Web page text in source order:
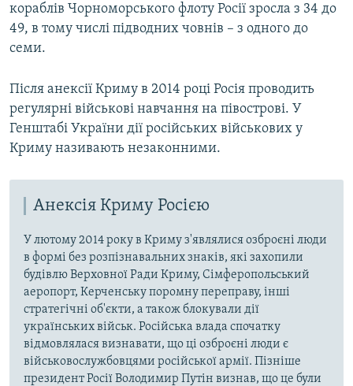
кораблів Чорноморського флоту Росії зросла з 34 до
49, в тому числі підводних човнів – з одного до
семи.
Після анексії Криму в 2014 році Росія проводить
регулярні військові навчання на півострові. У
Генштабі України дії російських військових у
Криму називають незаконними.
Анексія Криму Росією
У лютому 2014 року в Криму з'являлися озброєні люди
в формі без розпізнавальних знаків, які захопили
будівлю Верховної Ради Криму, Сімферопольський
аеропорт, Керченську поромну переправу, інші
стратегічні об'єкти, а також блокували дії
українських військ. Російська влада спочатку
відмовлялася визнавати, що ці озброєні люди є
військовослужбовцями російської армії. Пізніше
президент Росії Володимир Путін визнав, що це були